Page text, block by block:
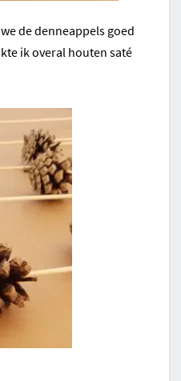
de denneappels goed
ik overal houten saté